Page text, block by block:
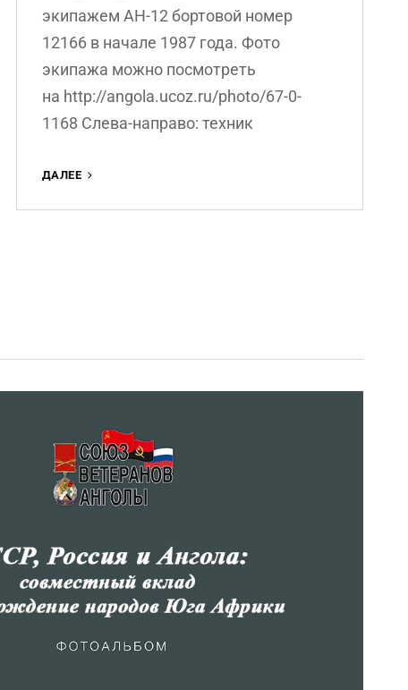
экипажем АН-12 бортовой номер
12166 в начале 1987 года. Фото
экипажа можно посмотреть
на http://angola.ucoz.ru/photo/67-0-
1168 Слева-направо: техник
ДАЛЕЕ
ПОЛЕТЫ